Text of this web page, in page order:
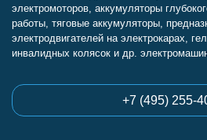
электромоторов, аккумуляторы
работы, тяговые аккумуляторы,
электродвигателей на электрокарах,
инвалидных колясок и др.
+7 (495) 255-